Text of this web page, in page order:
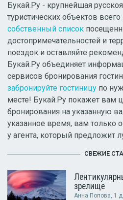
Букай.Ру - крупнейшая
туристических объектов
собственный список
достопримечательностей и
поездок и оставляйте
Букай.Ру объединяет
сервисов бронирования
забронируйте гостиницу по
месте! Букай.Ру покажет вам
бронирования на указанную
указанное время, вам только
у агента, который предложит
СВЕЖИЕ
зрелище
Анна Попова, 1